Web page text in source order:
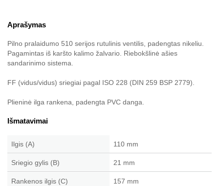
Aprašymas
Pilno pralaidumo 510 serijos rutulinis ventilis, padengtas nikeliu.
Pagamintas iš karšto kalimo žalvario. Riebokšlinė ašies
sandarinimo sistema.
FF (vidus/vidus) sriegiai pagal ISO 228 (DIN 259 BSP 2779).
Plieninė ilga rankena, padengta PVC danga.
Išmatavimai
Ilgis (A) 110 mm
Sriegio gylis (B) 21 mm
Rankenos ilgis (C) 157 mm